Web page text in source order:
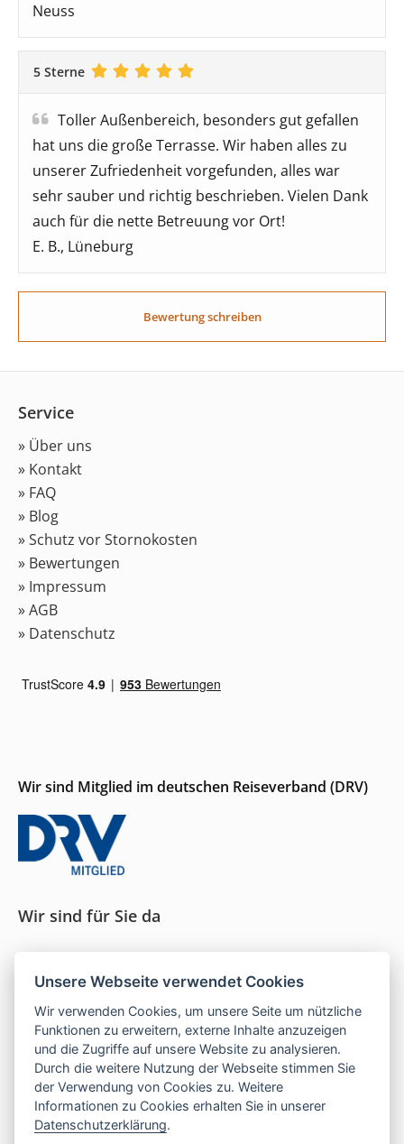
Neuss
5 Sterne
Toller Außenbereich, besonders gut gefallen
hat uns die große Terrasse. Wir haben alles zu
unserer Zufriedenheit vorgefunden, alles war
sehr sauber und richtig beschrieben. Vielen Dank
auch für die nette Betreuung vor Ort!
E. B., Lüneburg
Bewertung schreiben
Service
» Über uns
» Kontakt
» FAQ
» Blog
» Schutz vor Stornokosten
» Bewertungen
» Impressum
» AGB
» Datenschutz
Wir sind Mitglied im deutschen Reiseverband (DRV)
Wir sind für Sie da
das, was wirklich passt.
Mo–Do: 9–16 Uhr |Fr:9–13 Uhr
Telefon:05121 208 990
E-Mail: hallo@las-islas-reisen.de
Unsere Webseite verwendet Cookies
Wir verwenden Cookies, um unsere Seite um nützliche
Funktionen zu erweitern, externe Inhalte anzuzeigen
und die Zugriffe auf unsere Website zu analysieren.
Durch die weitere Nutzung der Webseite stimmen Sie
der Verwendung von Cookies zu. Weitere
Informationen zu Cookies erhalten Sie in unserer
Datenschutzerklärung.